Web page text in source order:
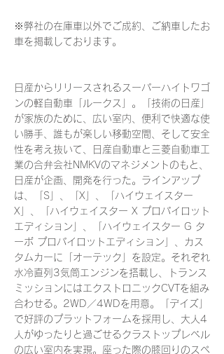
※弊社の在庫車以外でご成約、ご納車したお
車を掲載しております。
日産からリリースされるスーパーハイトワゴ
ンの軽自動車「ルークス」。「技術の日産」
が家族のために、広い室内、便利で快適な使
い勝手、誰もが楽しい移動空間、そして安全
性を考え抜いて、日産自動車と三菱自動車工
業の合弁会社NMKVのマネジメントのもと、
日産が企画、開発を行った。ラインアップ
は、「S」、「X」、「ハイウェイスター
X」、「ハイウェイスター X プロパイロット
エディション」、「ハイウェイスター G タ
ーボ プロパイロットエディション」、カス
タムカーに「オーテック」を設定。それぞれ
水冷直列3気筒エンジンを搭載し、トランス
ミッションにはエクストロニックCVTを組み
合わせる。2WD／4WDを用意。「デイズ」
で好評のプラットフォームを採用し、大人4
人がゆったりと過ごせるクラストップレベル
の広い室内を実現。座った際の膝回りのスペ